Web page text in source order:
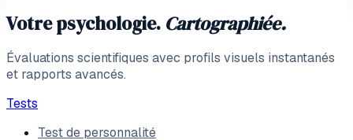
Votre psychologie. Cartographiée.
Évaluations scientifiques avec profils visuels instantanés
et rapports avancés.
Tests
Test de personnalité